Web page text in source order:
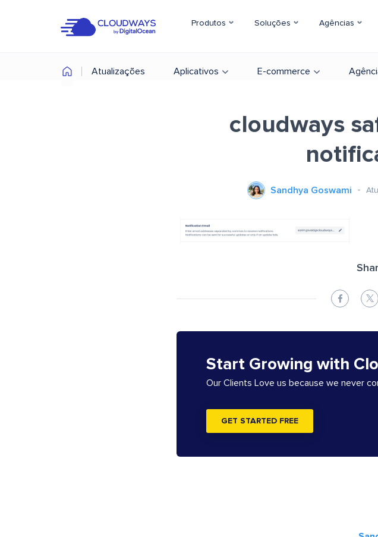
Produtos Soluções Agências
Atualizações Aplicativos E-commerce
cloudways
Sandhya Goswami
Start Growing with
Our Clients Love us because we never
GET STARTED FREE